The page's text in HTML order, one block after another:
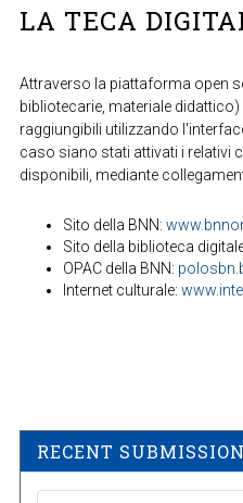
LA TECA
Attraverso la piattaforma open
bibliotecarie, materiale didattico)
raggiungibili utilizzando
caso siano stati attivati i relativi
disponibili, mediante
Sito della BNN:
Sito della biblioteca
OPAC della BNN:
Internet culturale:
RECENT